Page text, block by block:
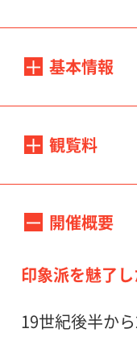
基本情報
2014年6月28日（
10：00－18：00
休館日：
＊ただし7月21日
観覧料
大高生
＊障害者の方は
では無料、手帳
開催概要
印象派を魅了
19世紀後半か